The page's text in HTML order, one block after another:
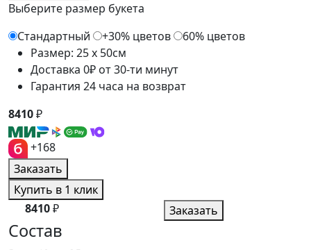
Выберите размер букета
Стандартный
+30% цветов
60% цветов
Размер: 25 x 50см
Доставка 0₽ от 30-ти минут
Гарантия 24 часа на возврат
8410₽
+168
Заказать
Купить в 1 клик
8410₽ Заказать
Состав